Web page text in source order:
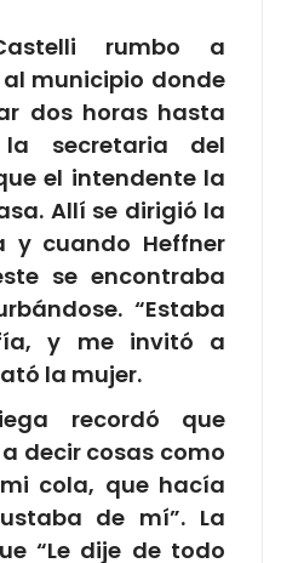
rumbo a
municipio donde
dos horas hasta
secretaria del
el intendente la
Allí se dirigió la
y cuando Heffner
se encontraba
“Estaba
y me invitó a
la mujer.
recordó que
decir cosas como
cola, que hacía
de mí”. La
“Le dije de todo